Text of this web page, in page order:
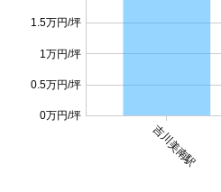
吉川美南駅
0万円/坪
0.5万円/坪
1万円/坪
1.5万円/坪